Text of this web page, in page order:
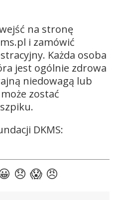
na stronę
i zamówić
Każda osoba
jest ogólnie zdrowa
niedowagą lub
zostać
DKMS: